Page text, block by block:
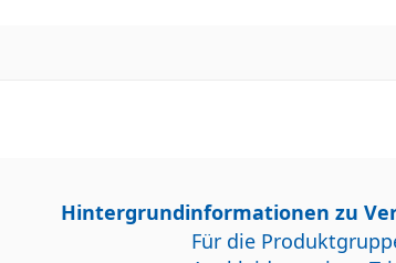
Hintergrundinformationen zu
Für die